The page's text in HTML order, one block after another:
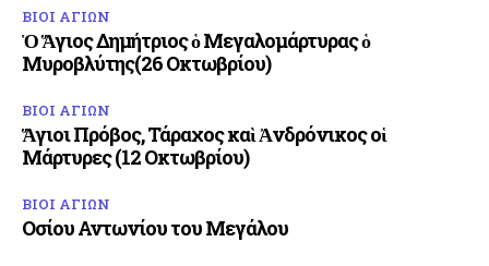
ΒΙΟΙ ΑΓΙΩΝ
Ὁ Ἅγιος Δημήτριος ὁ Μεγαλομάρτυρας ὁ
Μυροβλύτης(26 Οκτωβρίου)
ΒΙΟΙ ΑΓΙΩΝ
Ἅγιοι Πρόβος, Τάραχος καὶ Ἀνδρόνικος οἱ
Μάρτυρες (12 Οκτωβρίου)
ΒΙΟΙ ΑΓΙΩΝ
Οσίου Αντωνίου του Μεγάλου